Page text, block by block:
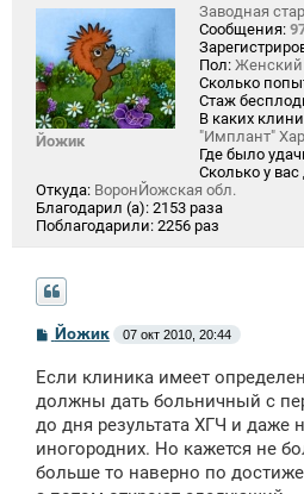
Йожик
Заводная
Сообщения:
Пол: Женский
Сколько
Стаж
В каких
"Имплант"
Где было
Сколько у вас
Откуда: ВоронЙожская обл.
Благодарил (а): 2153 раза
Поблагодарили: 2256 раз
С
б
щ
н
и
Йожик 07 окт 2010, 20:44
Если клиника имеет
должны дать больничный с
до дня результата ХГЧ и даже
иногородних. Но кажется не
больше то наверно по